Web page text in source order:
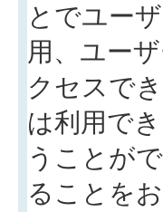
とでユー
用、ユー
クセスで
は利用で
うことが
ることを